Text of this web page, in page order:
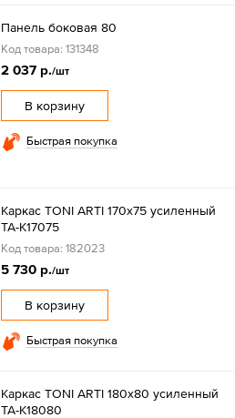
Панель боковая 80
Код товара: 131348
2 037 р./шт
В корзину
Быстрая покупка
Каркас TONI ARTI 170x75 усиленный
TA-K17075
Код товара: 182023
5 730 р./шт
В корзину
Быстрая покупка
Каркас TONI ARTI 180x80 усиленный
TA-K18080